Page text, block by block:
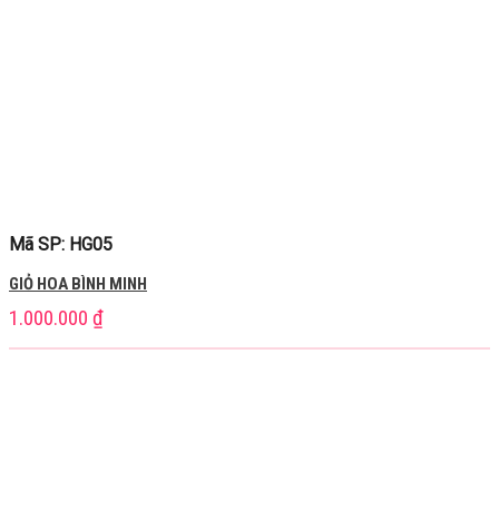
Mã SP: HG05
GIỎ HOA BÌNH MINH
1.000.000 ₫